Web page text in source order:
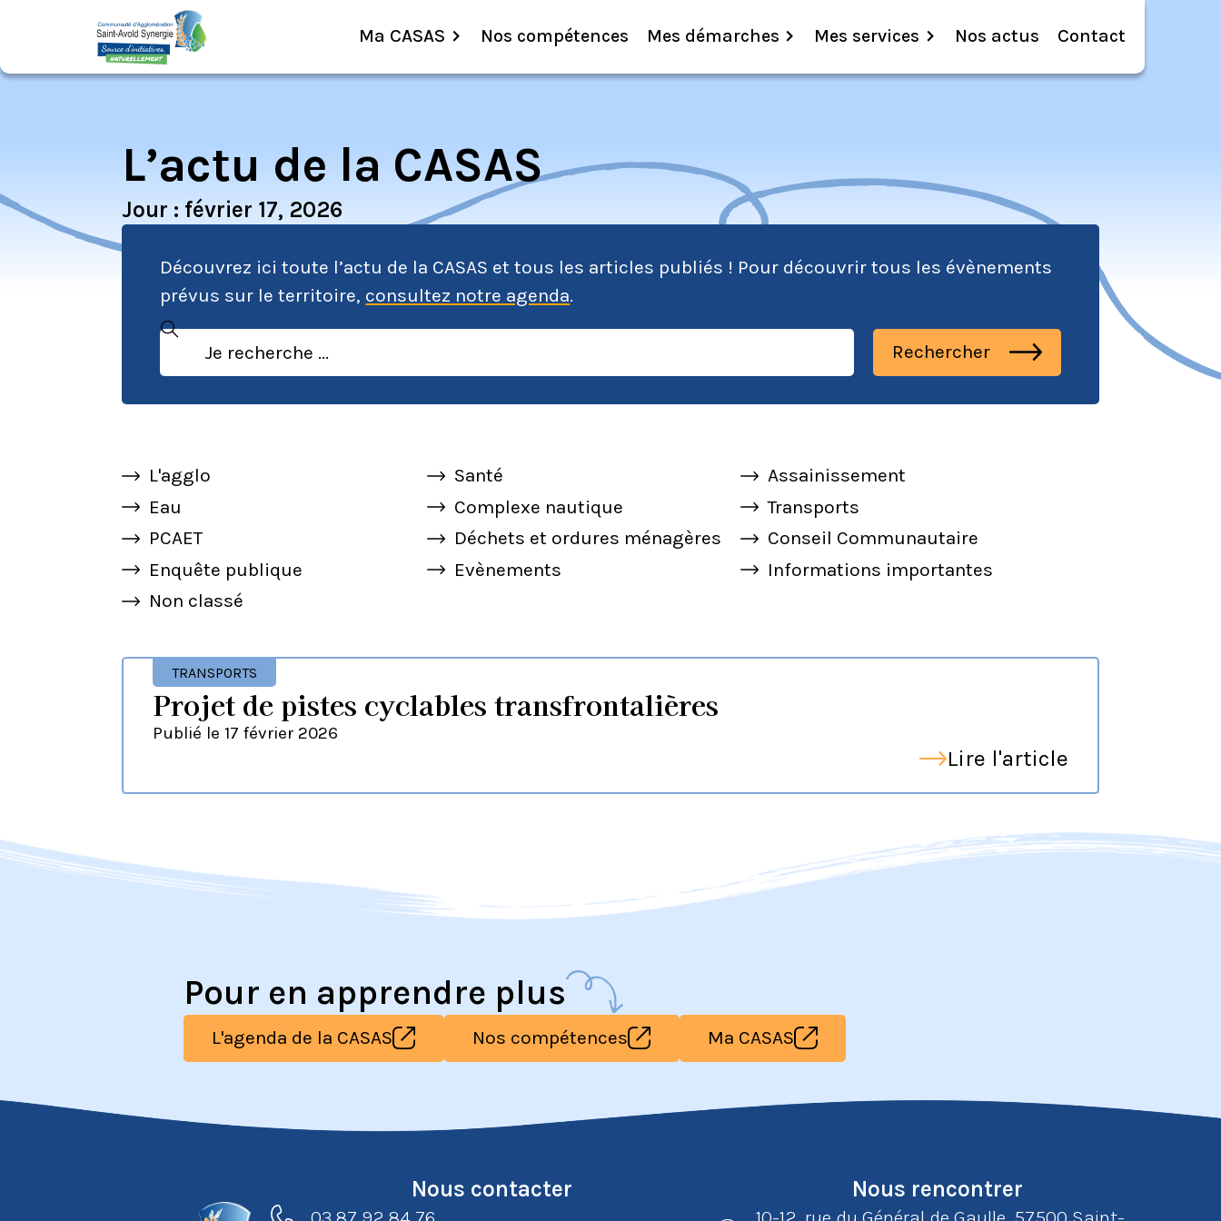
Ma CASAS Nos compétences Mes démarches Mes services Nos actus Contact
L’actu de la CASAS
Jour : février 17, 2026
Découvrez ici toute l’actu de la CASAS et tous les articles publiés ! Pour découvrir tous les évènements
prévus sur le territoire, consultez notre agenda.
Rechercher
L'agglo Santé
Assainissement
Eau
Complexe nautique
Transports
PCAET
Déchets et ordures ménagères
Conseil Communautaire
Enquête publique
Evènements
Informations importantes
Non classé
TRANSPORTS
Projet de pistes cyclables transfrontalières
Publié le 17 février 2026
Lire l'article
Pour en apprendre plus
L'agenda de la CASAS Nos compétences Ma CASAS
Nous contacter Nous rencontrer